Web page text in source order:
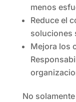
menos
Reduce el
soluciones
Mejora los
No